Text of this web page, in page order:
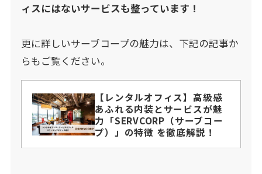
ィスにはないサービスも整っています！
更に詳しいサーブコープの魅力は、下記の記事か
らもご覧ください。
【レンタルオフィス】高級感
あふれる内装とサービスが魅
力「SERVCORP（サーブコー
プ）」の特徴 を徹底解説！